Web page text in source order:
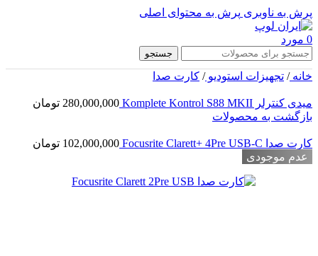
پرش به ناوبری پرش به محتوای اصلی
0 مورد
جستجو
خانه/ تجهیزات استودیو/ کارت صدا
میدی کنترلر Komplete Kontrol S88 MKII 280,000,000 تومان
بازگشت به محصولات
کارت صدا Focusrite Clarett+ 4Pre USB-C 102,000,000 تومان
عدم موجودی